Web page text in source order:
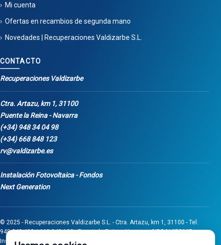
Mi cuenta
Ofertas en recambios de segunda mano
Novedades | Recuperaciones Valdizarbe S.L.
CONTACTO
Recuperaciones Valdizarbe
Ctra. Artazu, km 1, 31100
Puente la Reina - Navarra
(+34) 948 34 04 98
(+34) 668 848 123
rv@valdizarbe.es
Instalación Fotovoltaica - Fondos
Next Generation
© 2025 - Recuperaciones Valdizarbe S.L. - Ctra. Artazu, km 1, 31100 - Tel:
948 340 498 / 668 848 123 - Puente la Reina - Navarra - CIF B31275837.
Inscrita en el Registro Mercantil de Navarra, Tomo 32, Folio 75, Hoja 525.